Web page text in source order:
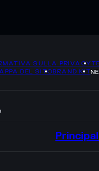
SULLA PRIVACY
DEL SITOBRAND KIT